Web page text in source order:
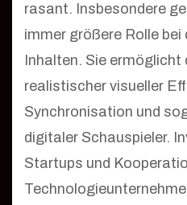
rasant. Insbesondere
immer größere Rolle
Inhalten. Sie ermöglicht
realistischer visueller
Synchronisation und
digitaler Schauspieler.
Startups und